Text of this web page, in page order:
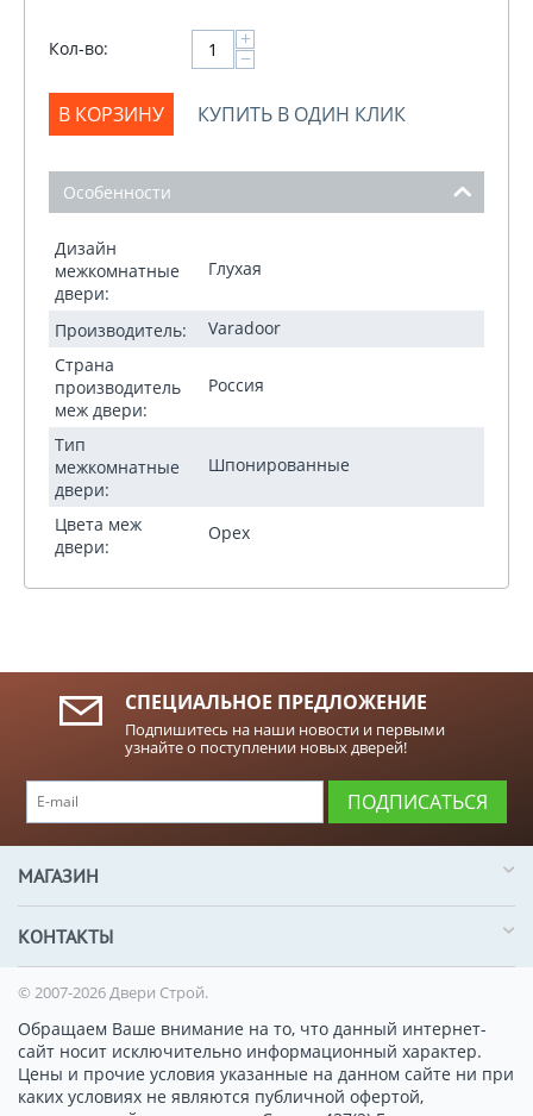
Кол-во: +
−
В КОРЗИНУ КУПИТЬ В ОДИН КЛИК
Особенности
Дизайн
межкомнатные
двери:
Глухая
Производитель:
Varadoor
Страна
производитель
меж двери:
Россия
Тип
межкомнатные
двери:
Шпонированные
Цвета меж
двери:
Орех
СПЕЦИАЛЬНОЕ ПРЕДЛОЖЕНИЕ
Подпишитесь на наши новости и первыми
узнайте о поступлении новых дверей!
ПОДПИСАТЬСЯ
МАГАЗИН
КОНТАКТЫ
© 2007-2026 Двери Строй.
Обращаем Ваше внимание на то, что данный интернет-
сайт носит исключительно информационный характер.
Цены и прочие условия указанные на данном сайте ни при
каких условиях не являются публичной офертой,